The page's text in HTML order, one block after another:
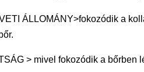
ÁLLOMÁNY>fokozódik a
> mivel fokozódik a bőrben